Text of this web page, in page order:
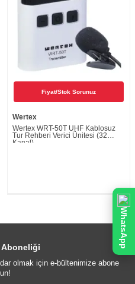
Fiyat/Stok Sorunuz
Wertex
Wertex WRT-50T UHF Kablosuz
Tur Rehberi Verici Ünitesi (32
Kanal)
Aboneliği
olmak için e-bültenimize abone
WhatsApp